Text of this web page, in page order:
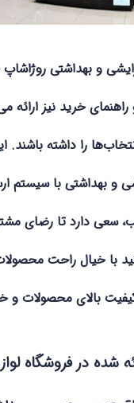
و بهداشتی
راهنمای خرید نیز ارائه
را داشته
و بهداشتی با سیستم
سعی دارد تا رضای
با خیال راحت
بالای محصولات و
شده در فروشگاه